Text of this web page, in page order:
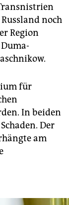
noch
Region
für
In beiden
Der
am